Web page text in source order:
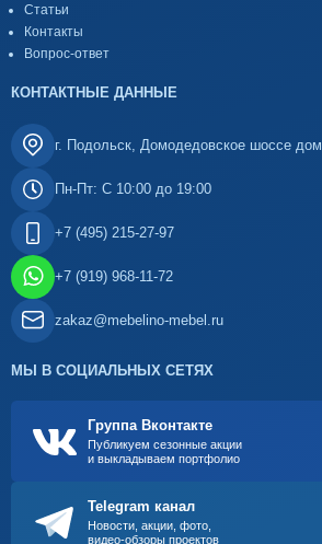
Статьи
Контакты
Вопрос-ответ
КОНТАКТНЫЕ ДАННЫЕ
г. Подольск, Домодедовское шоссе
Пн-Пт: С 10:00 до 19:00
+7 (495) 215-27-97
+7 (919) 968-11-72
zakaz@mebelino-mebel.ru
МЫ В СОЦИАЛЬНЫХ СЕТЯХ
Группа Вконтакте
Публикуем сезонные акции
и выкладываем портфолио
Telegram канал
Новости, акции, фото,
видео-обзоры проектов